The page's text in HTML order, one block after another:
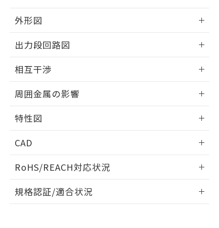
外形図
外形図
出力段回路図
出力段回路図
相互干渉
相互干渉
A: 40mm以上、B: 30mm以上
周囲金属の影響
周囲金属の影響
特性図
検出物体の大きさと材質による影響
CAD
ドすることができます。
ログイン/会員登録
RoHS/REACH対応状況
EU RoHS 注意事項・凡例
規格認証/適合状況
引・商談に必要な範囲で利用すること
※当社の共同利用者とは、"個人情報
の共同利用に関して"
用者の範囲」に記載されている法人を
とができます。
EU RoHS指令（10物質）の非含有証明書
※本証明書は発行日時点で非含有を証明す
るもので、過去に遡って非含有を証明する
ものではありません。
物質の対応では、対応完了までの期間は出
荷製品に未対応品が混在することから備考
欄に対応日を記載しておりました。
既に当社にて対応品への在庫切替を完了
していることから、特段のことがない限
合意する キャンセル